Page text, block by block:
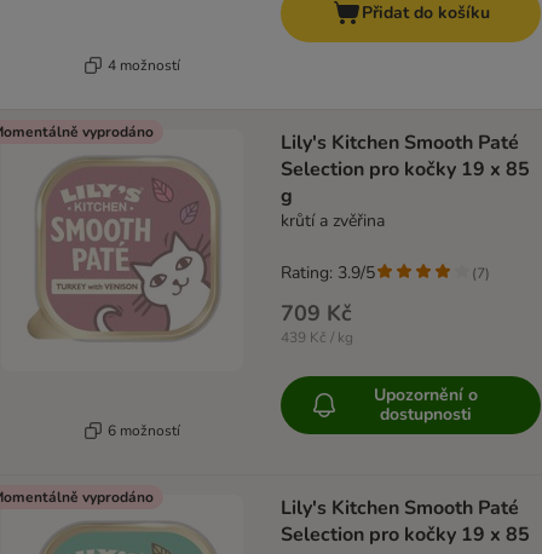
4 možností
Přidat do košíku
vyprodáno
6 možností
Lily's Kitchen Smooth Paté
Selection pro kočky 19 x 85
g
krůtí a zvěřina
709 Kč
439 Kč / kg
Rating: 3.9/5 (7)
Upozornění o
dostupnosti
vyprodáno
Lily's Kitchen Smooth Paté
Selection pro kočky 19 x 85